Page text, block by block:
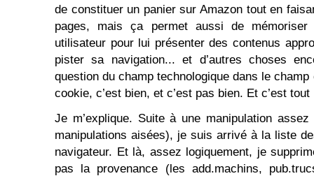
de constituer un panier sur Amazon tout en
pages, mais ça permet aussi de
utilisateur pour lui présenter des contenus
pister sa navigation... et d’autres choses
question du champ technologique dans le
cookie, c’est bien, et c’est pas bien. Et c’est
Je m’explique. Suite à une manipulation
manipulations aisées), je suis arrivé à la liste
navigateur. Et là, assez logiquement, je
pas la provenance (les add.machins,